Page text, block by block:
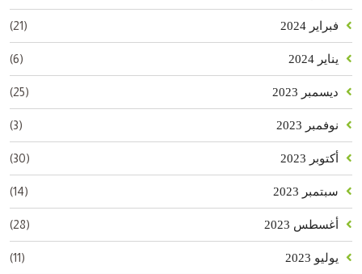
فبراير 2024 (21)
يناير 2024 (6)
ديسمبر 2023 (25)
نوفمبر 2023 (3)
أكتوبر 2023 (30)
سبتمبر 2023 (14)
أغسطس 2023 (28)
يوليو 2023 (11)